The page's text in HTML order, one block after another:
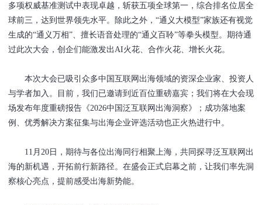
多项权威基准测试中表现卓越，斩获五项全球第一，综合排名位居全
球前三，达到世界领先水平。除此之外，“通义大模型”家族还有视觉
生成的“通义万相”、擅长语音处理的“通义百聆”等拳头模型。期待通
过此次大会，创企们能激发出AI火花、合作火花、增长火花。
本次大会已吸引众多中国互联网出海领域的资深企业家、投资人
与学者加入。目前，我们已邀请到近百位重磅嘉宾；我们将在大会现
场发布年度重磅报告《2026中国泛互联网出海洞察》；成功落地案
例、优秀解决方案征集与出海企业评选活动也正火热进行中。
11月20日，期待与各位出海同行相聚上海，共同探寻泛互联网出
海的新机遇，开拓前行新路径。在盛会正式启幕之前，让我们率先洞
察核心亮点，提前感受出海新势能。